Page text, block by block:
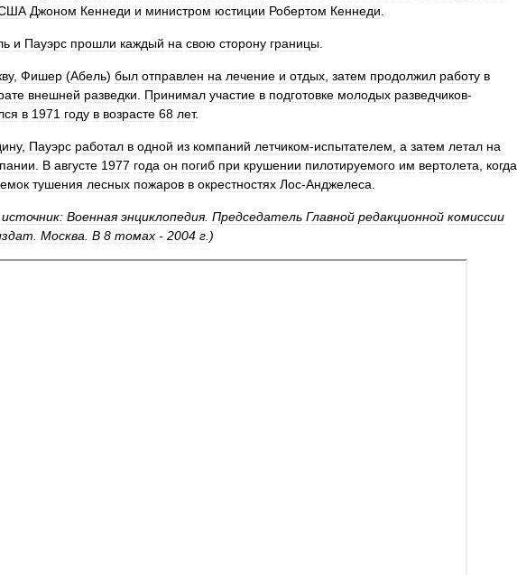
Джоном Кеннеди и министром юстиции Робертом Кеннеди
и Пауэрс прошли каждый на свою сторону границы
, Фишер (Абель) был отправлен на лечение и отдых затем продолжил работу в
внешней разведки Принимал участие в подготовке молодых разведчиков-
в 1971 году в возрасте 68 лет.
, Пауэрс работал в одной из компаний летчиком-испытателем а затем летал на
В августе 1977 года он погиб при крушении пилотируемого им вертолета
когда
тушения лесных пожаров в окрестностях Лос-Анджелеса
источник: Военная энциклопедия. Председатель Главной редакционной комиссии
Москва В 8 томах - 2004 г .)